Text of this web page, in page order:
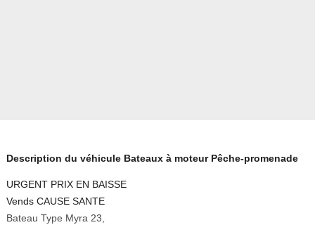
Description du véhicule Bateaux à moteur Pêche-promenade
URGENT PRIX EN BAISSE
Vends CAUSE SANTE
Bateau Type Myra 23,